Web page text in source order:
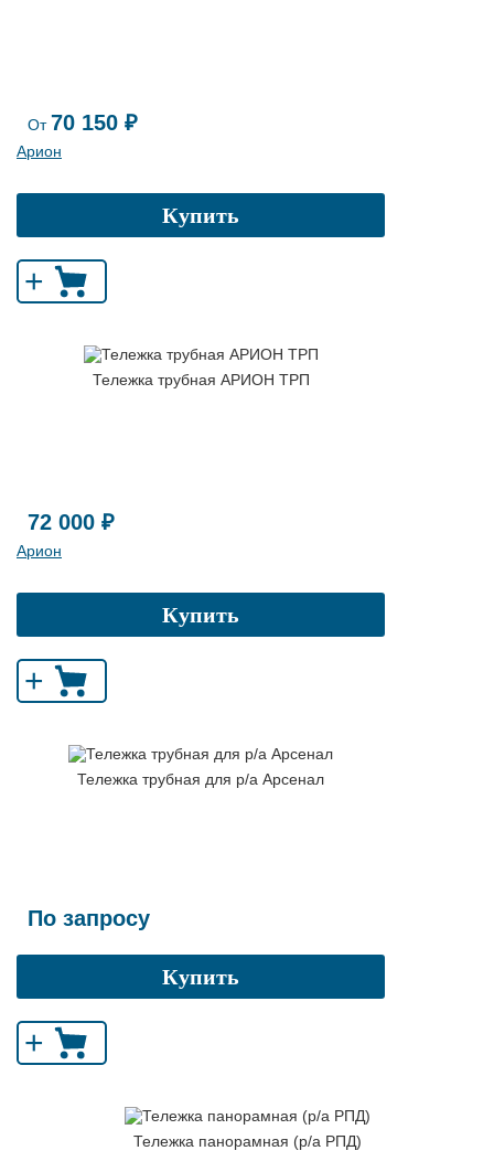
От70 150 ₽
Арион
Купить
+
Тележка трубная АРИОН ТРП
72 000 ₽
Арион
Купить
+
Тележка трубная для р/а Арсенал
По запросу
Купить
+
Тележка панорамная (р/а РПД)